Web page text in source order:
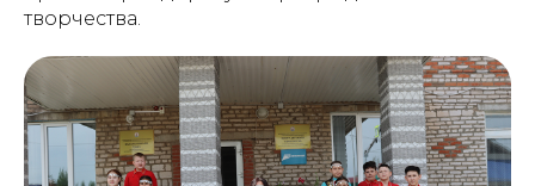
творчества.